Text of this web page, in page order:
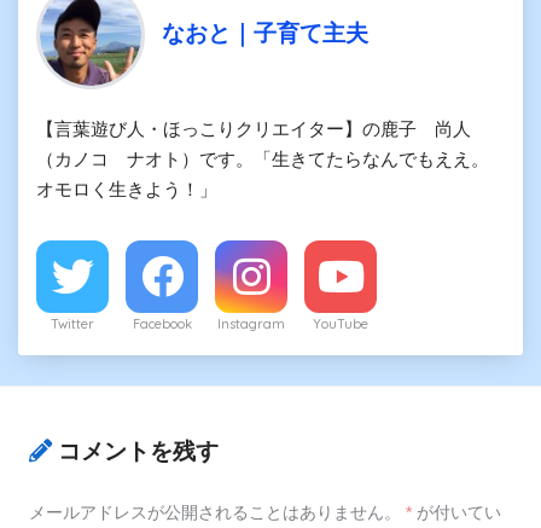
なおと｜子育て主夫
【言葉遊び人・ほっこりクリエイター】の鹿子 尚人
（カノコ ナオト）です。「生きてたらなんでもええ。
オモロく生きよう！」
Twitter Facebook Instagram YouTube
コメントを残す
メールアドレスが公開されることはありません。 * が付いてい